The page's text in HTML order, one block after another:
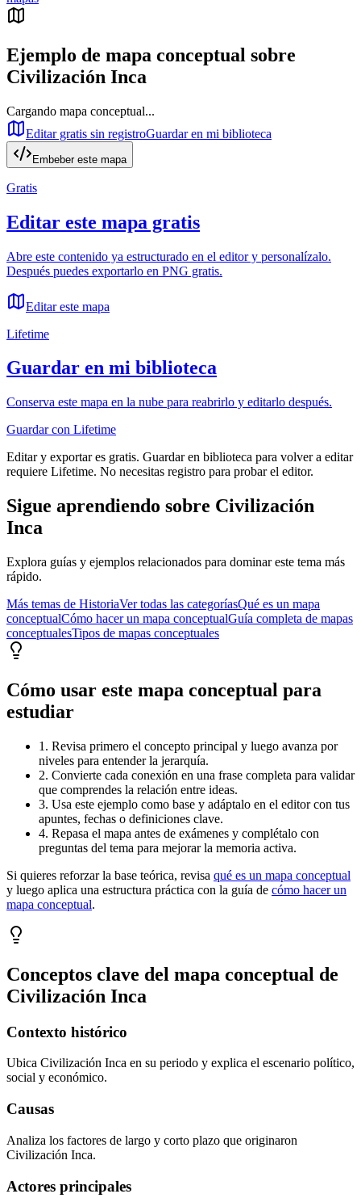
Ejemplo de mapa conceptual sobre
Civilización Inca
Cargando mapa conceptual...
Editar gratis sin registroGuardar en mi biblioteca
Embeber este mapa
Gratis
Editar este mapa gratis
Abre este contenido ya estructurado en el editor y personalízalo.
Después puedes exportarlo en PNG gratis.
Editar este mapa
Lifetime
Guardar en mi biblioteca
Conserva este mapa en la nube para reabrirlo y editarlo después.
Guardar con Lifetime
Editar y exportar es gratis. Guardar en biblioteca para volver a editar
requiere Lifetime. No necesitas registro para probar el editor.
Sigue aprendiendo sobre Civilización
Inca
Explora guías y ejemplos relacionados para dominar este tema más
rápido.
Más temas de HistoriaVer todas las categoríasQué es un mapa
conceptualCómo hacer un mapa conceptualGuía completa de mapas
conceptualesTipos de mapas conceptuales
Cómo usar este mapa conceptual para
estudiar
1. Revisa primero el concepto principal y luego avanza por
niveles para entender la jerarquía.
2. Convierte cada conexión en una frase completa para validar
que comprendes la relación entre ideas.
3. Usa este ejemplo como base y adáptalo en el editor con tus
apuntes, fechas o definiciones clave.
4. Repasa el mapa antes de exámenes y complétalo con
preguntas del tema para mejorar la memoria activa.
Si quieres reforzar la base teórica, revisa qué es un mapa conceptual
y luego aplica una estructura práctica con la guía de cómo hacer un
mapa conceptual.
Conceptos clave del mapa conceptual de
Civilización Inca
Contexto histórico
Ubica Civilización Inca en su periodo y explica el escenario político,
social y económico.
Causas
Analiza los factores de largo y corto plazo que originaron
Civilización Inca.
Actores principales